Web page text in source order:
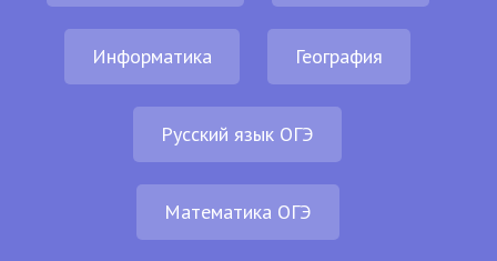
Информатика География
Русский язык ОГЭ
Математика ОГЭ